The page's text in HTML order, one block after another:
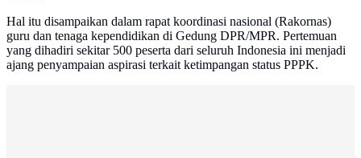
Hal itu disampaikan dalam rapat koordinasi nasional (Rakornas)
guru dan tenaga kependidikan di Gedung DPR/MPR. Pertemuan
yang dihadiri sekitar 500 peserta dari seluruh Indonesia ini menjadi
ajang penyampaian aspirasi terkait ketimpangan status PPPK.